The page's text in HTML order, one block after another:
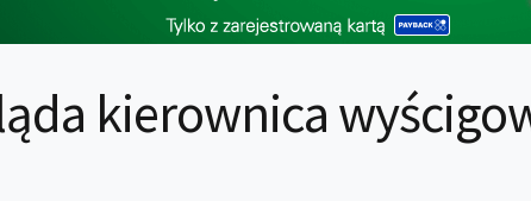
kierownica